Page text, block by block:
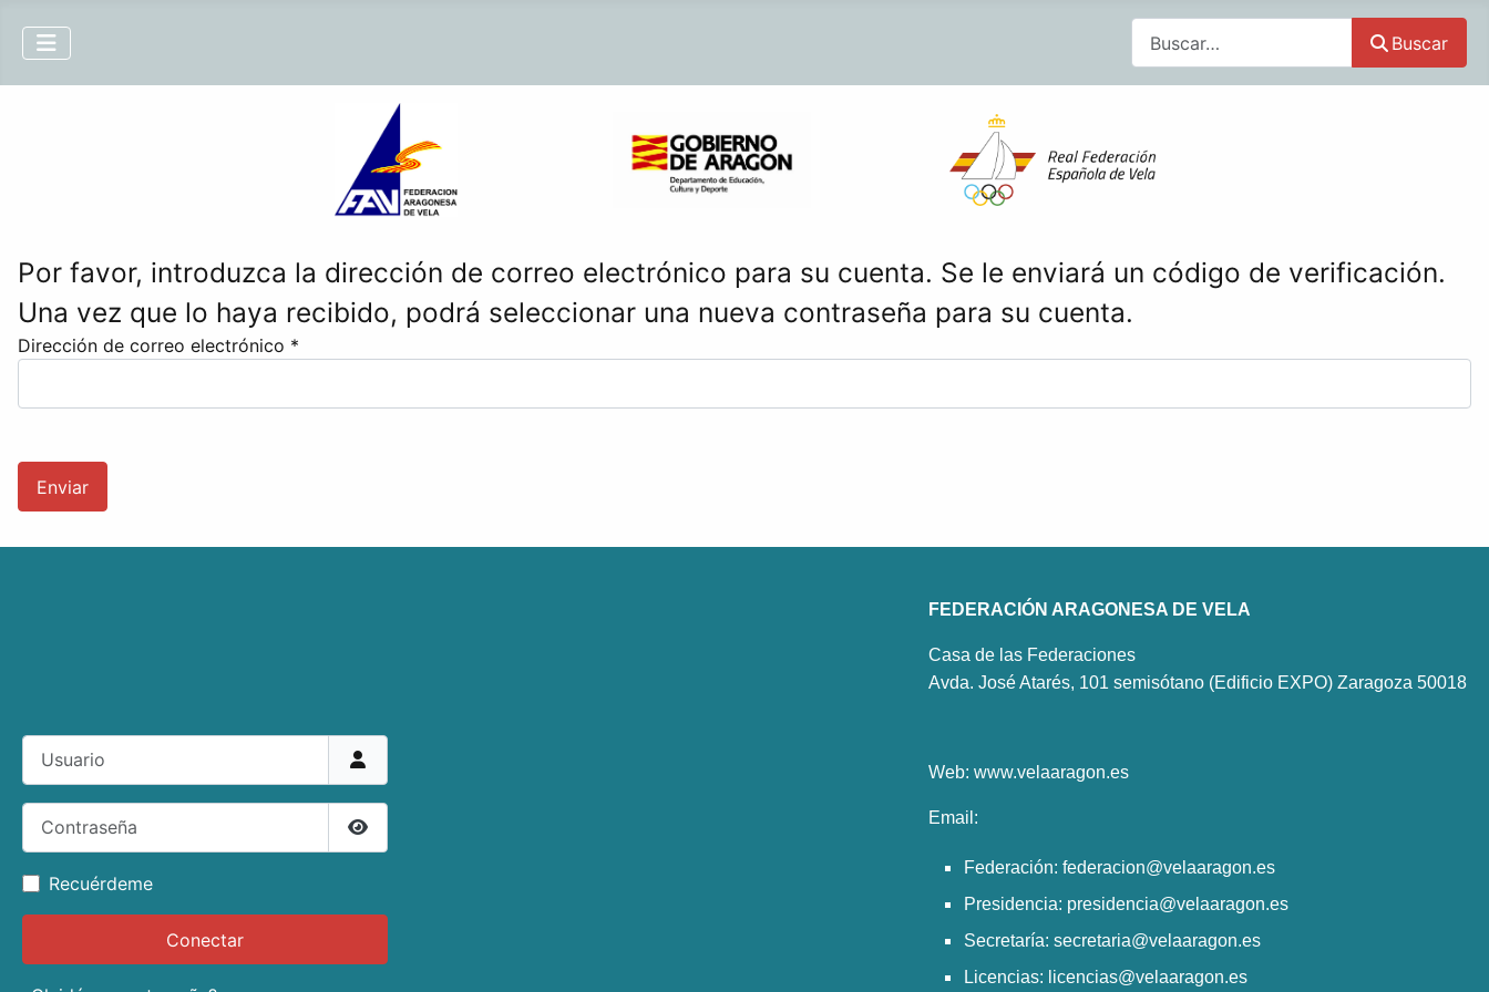
Buscar
Por favor, introduzca la dirección de correo electrónico para su cuenta. Se le enviará un código de verificación.
Una vez que lo haya recibido, podrá seleccionar una nueva contraseña para su cuenta.
Dirección de correo electrónico *
Enviar
Usuario
Contraseña
Mostrar contraseña
Recuérdeme
Conectar
FEDERACIÓN ARAGONESA DE VELA
Casa de las Federaciones
Avda. José Atarés, 101 semisótano (Edificio EXPO) Zaragoza 50018
Web: www.velaaragon.es
Email:
Federación: federacion@velaaragon.es
Presidencia: presidencia@velaaragon.es
Secretaría: secretaria@velaaragon.es
Licencias: licencias@velaaragon.es